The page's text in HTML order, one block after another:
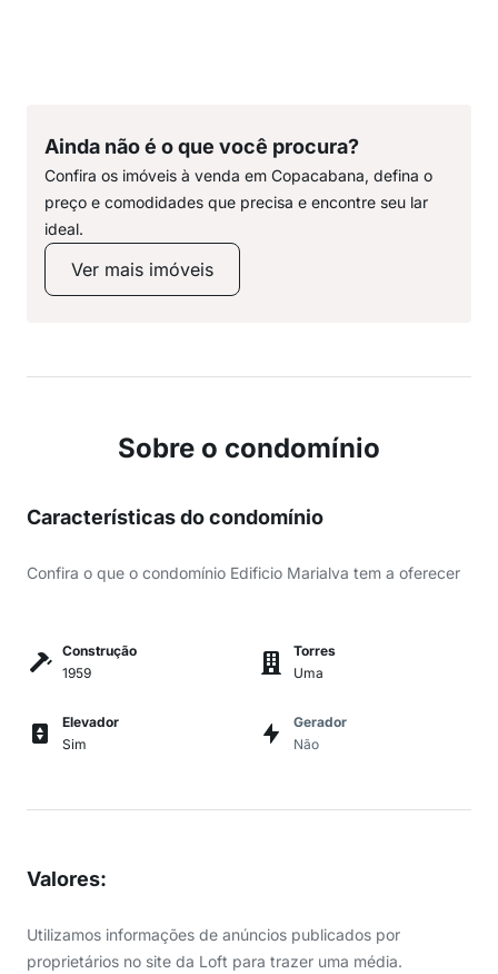
Ainda não é o que você procura?
Confira os imóveis à venda em Copacabana, defina o
preço e comodidades que precisa e encontre seu lar
ideal.
Ver mais imóveis
Sobre o condomínio
Características do condomínio
Confira o que o condomínio Edificio Marialva tem a oferecer
Construção
1959
Torres
Uma
Elevador
Sim
Gerador
Não
Valores:
Utilizamos informações de anúncios publicados por
proprietários no site da Loft para trazer uma média.